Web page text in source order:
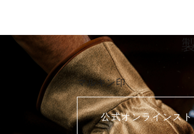
マルキン印
公式オンラインス